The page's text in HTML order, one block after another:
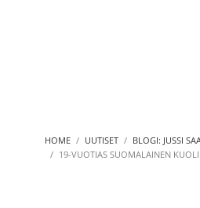
HOME UUTISET
BLOGI: JUSSI
19-VUOTIAS SUOMALAINEN